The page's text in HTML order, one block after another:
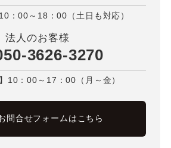
：00～18：00（土日も対応）
法人のお客様
3626-3270
10：00～17：00（月～金）
問合せフォームはこちら